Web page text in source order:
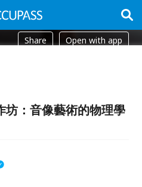
Share Open with app
坊：音像藝術的物理學